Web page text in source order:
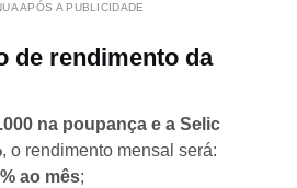
APÓS A PUBLICIDADE
de rendimento da
na poupança e a Selic
, o rendimento mensal será:
ao mês;